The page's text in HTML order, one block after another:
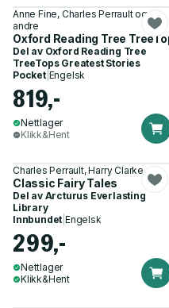
Anne Fine, Charles Perrault og 2
andre
Oxford Reading Tree
Del av Oxford Reading Tree
TreeTops Greatest Stories
Pocket| Engelsk
819,-
Nettlager
Klikk&Hent
Charles Perrault, Harry Clarke
Classic Fairy Tales
Del av Arcturus Everlasting
Library
Innbundet |Engelsk
299,-
Nettlager
Klikk&Hent